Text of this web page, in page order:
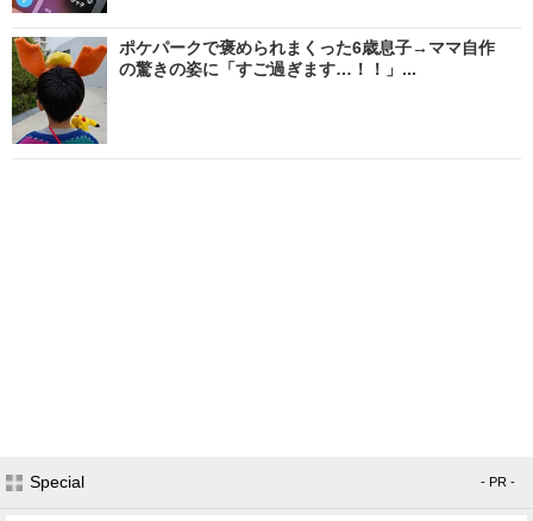
ポケパークで褒められまくった6歳息子→ママ自作
の驚きの姿に「すご過ぎます…！！」...
Special - PR -